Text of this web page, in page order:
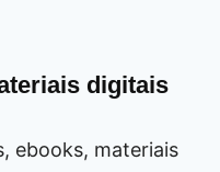
digitais
ebooks, materiais